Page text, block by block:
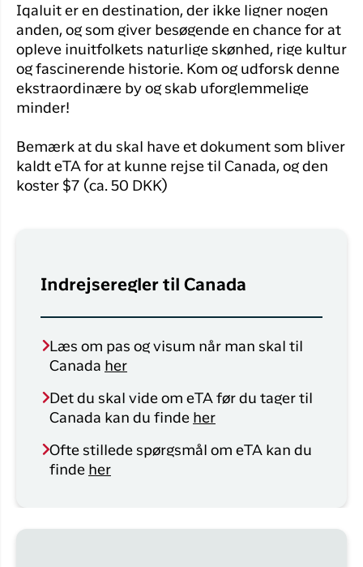
Iqaluit er en destination, der ikke ligner nogen
anden, og som giver besøgende en chance for at
opleve inuitfolkets naturlige skønhed, rige kultur
og fascinerende historie. Kom og udforsk denne
ekstraordinære by og skab uforglemmelige
minder!
Bemærk at du skal have et dokument som bliver
kaldt eTA for at kunne rejse til Canada, og den
koster $7 (ca. 50 DKK)
Indrejseregler til Canada
Læs om pas og visum når man skal til
Canada her
Det du skal vide om eTA før du tager til
Canada kan du finde her
Ofte stillede spørgsmål om eTA kan du
finde her